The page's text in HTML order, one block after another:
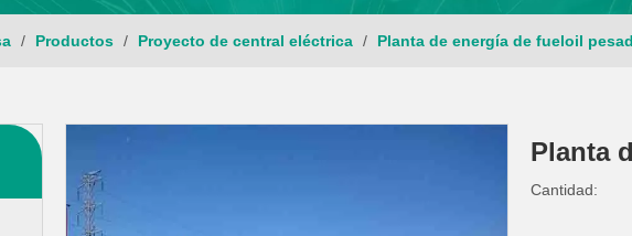
/ Productos / Proyecto de central eléctrica / Planta de energía de fueloil
Planta
Cantidad: